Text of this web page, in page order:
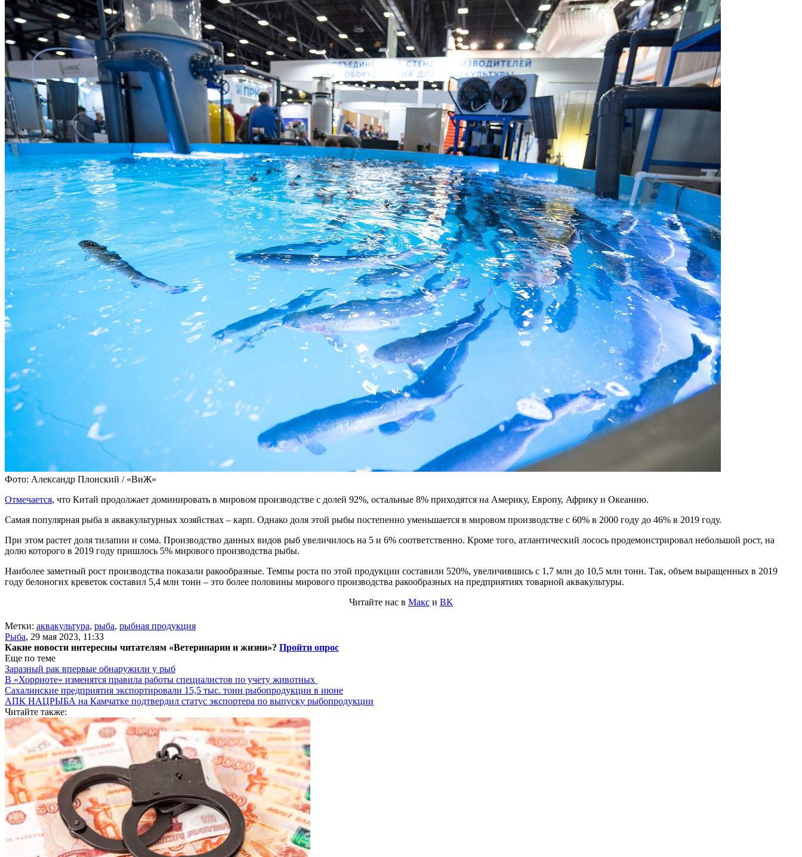
Фото: Александр Плонский / «ВиЖ»
Отмечается, что Китай продолжает доминировать в мировом производстве с долей 92%, остальные 8% приходятся на Америку, Европу, Африку и Океанию.
Самая популярная рыба в аквакультурных хозяйствах – карп. Однако доля этой рыбы постепенно уменьшается в мировом производстве с 60% в 2000 году до 46% в 2019 году.
При этом растет доля тилапии и сома. Производство данных видов рыб увеличилось на 5 и 6% соответственно. Кроме того, атлантический лосось продемонстрировал небольшой рост, на
долю которого в 2019 году пришлось 5% мирового производства рыбы.
Наиболее заметный рост производства показали ракообразные. Темпы роста по этой продукции составили 520%, увеличившись с 1,7 млн до 10,5 млн тонн. Так, объем выращенных в 2019
году белоногих креветок составил 5,4 млн тонн – это более половины мирового производства ракообразных на предприятиях товарной аквакультуры.
Читайте нас в Макс и ВК
Метки: аквакультура, рыба, рыбная продукция
Рыба, 29 мая 2023, 11:33
Какие новости интересны читателям «Ветеринарии и жизни»? Пройти опрос
Еще по теме
Заразный рак впервые обнаружили у рыб
В «Хорриоте» изменятся правила работы специалистов по учету животных
Сахалинские предприятия экспортировали 15,5 тыс. тонн рыбопродукции в июне
АПК НАЦРЫБА на Камчатке подтвердил статус экспортера по выпуску рыбопродукции
Читайте также: